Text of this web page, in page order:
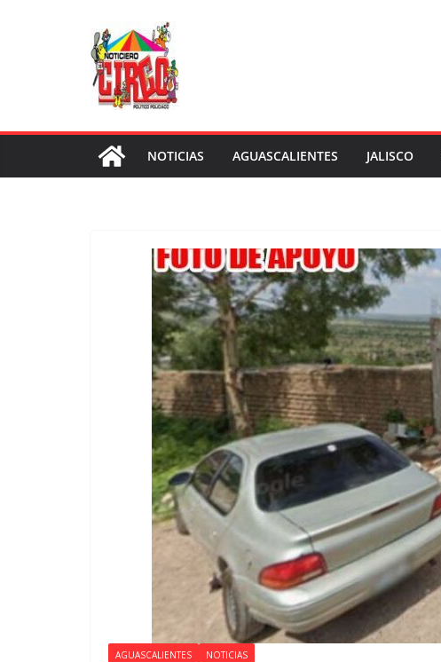
NOTICIAS AGUASCALIENTES JALISCO
AGUASCALIENTES NOTICIAS